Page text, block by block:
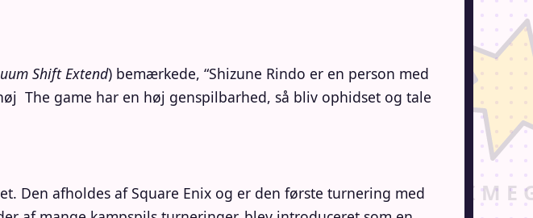
Shift Extend) bemærkede, “Shizune Rindo er en person med
The game har en høj genspilbarhed, så bliv ophidset og tale
Den afholdes af Square Enix og er den første turnering med